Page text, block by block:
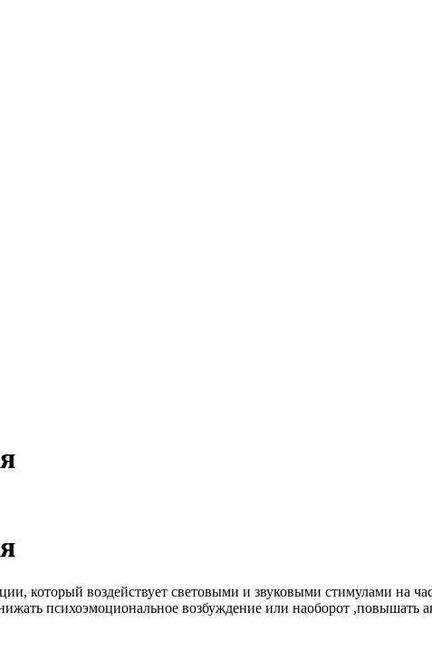
который воздействует световыми и звуковыми стимулами на
психоэмоциональное возбуждение или наоборот ,повышать